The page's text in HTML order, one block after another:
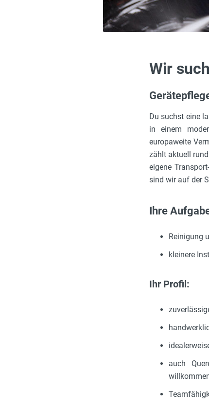
Wir
Du suchst eine
in einem
europaweite
zählt aktuell
eigene
sind wir auf der
Ihre
Reinigung
kleinere
Ihr Profil:
auch